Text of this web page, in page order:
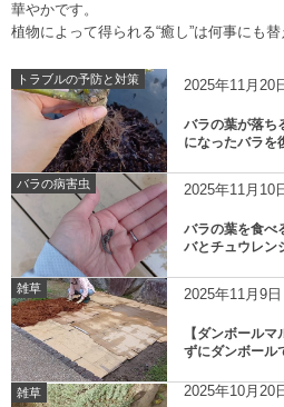
華やかです。
植物によって得られる“癒し”は何事にも替
トラブルの予防と対策 2025年11月20
バラの葉が落ち
になったバラを
バラの病害虫 2025年11月10
バラの葉を食べ
バとチュウレン
雑草 2025年11月9日
【ダンボール
ずにダンボール
雑草 2025年10月20